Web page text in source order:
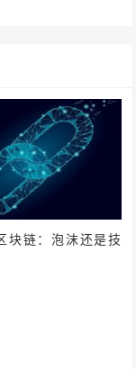
块链：泡沫还是技